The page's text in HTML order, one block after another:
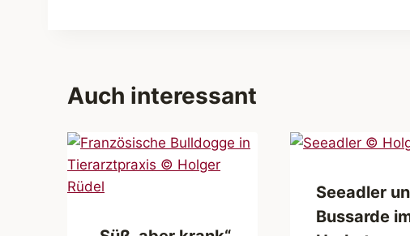
Auch interessant
Seeadler
Bussarde